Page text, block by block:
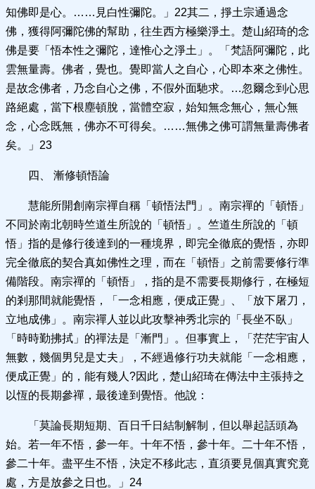
知佛即是心。……見白性彌陀。」22其二，掙土宗通過念
佛，獲得阿彌陀佛的幫助，往生西方極樂淨土。楚山紹琦的念
佛是要「悟本性之彌陀，達惟心之淨土」。「梵語阿彌陀，此
雲無量壽。佛者，覺也。覺即當人之自心，心即本來之佛性。
是故念佛者，乃念自心之佛，不假外面馳求。…忽爾念到心思
路絕處，當下根塵頓脫，當體空寂，始知無念無心，無心無
念，心念既無，佛亦不可得矣。……無佛之佛可謂無量壽佛者
矣。」23
四、 漸修頓悟論
慧能所開創南宗禪自稱「頓悟法門」。南宗禪的「頓悟」
不同於南北朝時竺道生所說的「頓悟」。竺道生所說的「頓
悟」指的是修行後達到的一種境界，即完全徹底的覺悟，亦即
完全徹底的契合真如佛性之理，而在「頓悟」之前需要修行準
備階段。南宗禪的「頓悟」，指的是不需要長期修行，在極短
的剎那間就能覺悟，「一念相應，便成正覺」、「放下屠刀，
立地成佛」。南宗禪人並以此攻擊神秀北宗的「長坐不臥」
「時時勤拂拭」的禪法是「漸門」。但事實上，「茫茫宇宙人
無數，幾個男兒是丈夫」，不經過修行功夫就能「一念相應，
便成正覺」的，能有幾人?因此，楚山紹琦在傳法中主張持之
以恆的長期參禪，最後達到覺悟。他說：
「莫論長期短期、百日千日結制解制，但以舉起話頭為
始。若一年不悟，參一年。十年不悟，參十年。二十年不悟，
參二十年。盡平生不悟，決定不移此志，直須要見個真實究竟
處，方是放參之日也。」24